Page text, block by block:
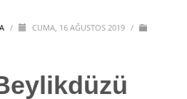
/ CUMA, 16 AĞUSTOS 2019 /